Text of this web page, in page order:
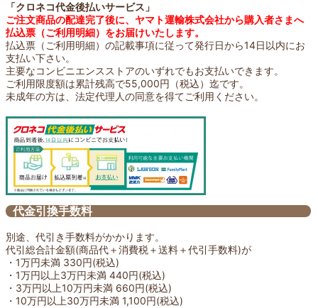
「クロネコ代金後払いサービス」
ご注文商品の配達完了後に、ヤマト運輸株式会社から購入者さまへ
払込票（ご利用明細）をお届けいたします。
払込票（ご利用明細）の記載事項に従って発行日から14日以内にお
支払い下さい。
主要なコンビニエンスストアのいずれでもお支払いできます。
ご利用限度額は累計残高で55,000円（税込）迄です。
未成年の方は、法定代理人の同意を得てご利用ください。
代金引換手数料
別途、代引き手数料がかかります。
代引総合計金額(商品代＋消費税＋送料＋代引手数料)が
・1万円未満 330円(税込)
・1万円以上3万円未満 440円(税込)
・3万円以上10万円未満 660円(税込)
・10万円以上30万円未満 1,100円(税込)